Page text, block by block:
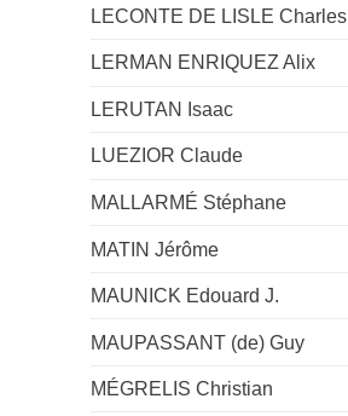
LECONTE DE LISLE Charles
LERMAN ENRIQUEZ Alix
LERUTAN Isaac
LUEZIOR Claude
MALLARMÉ Stéphane
MATIN Jérôme
MAUNICK Edouard J.
MAUPASSANT (de) Guy
MÉGRELIS Christian